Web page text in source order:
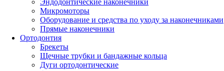
Микромоторы
Оборудование и средства по уходу за наконечниками
Прямые наконечники
Ортодонтия
Брекеты
Щечные трубки и бандажные кольца
Дуги ортодонтические